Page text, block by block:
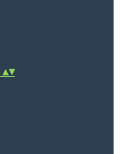
▴▾